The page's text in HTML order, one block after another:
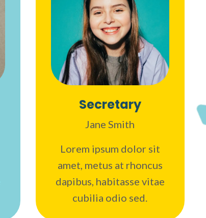
Secretary
Jane Smith
Lorem ipsum dolor sit
amet, metus at rhoncus
dapibus, habitasse vitae
cubilia odio sed.